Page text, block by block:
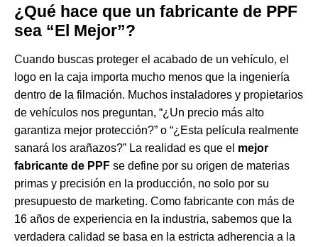
¿Qué hace que un fabricante de PPF
sea “El Mejor”?
Cuando buscas proteger el acabado de un vehículo, el
logo en la caja importa mucho menos que la ingeniería
dentro de la filmación. Muchos instaladores y propietarios
de vehículos nos preguntan, “¿Un precio más alto
garantiza mejor protección?” o “¿Esta película realmente
sanará los arañazos?” La realidad es que el mejor
fabricante de PPF se define por su origen de materias
primas y precisión en la producción, no solo por su
presupuesto de marketing. Como fabricante con más de
16 años de experiencia en la industria, sabemos que la
verdadera calidad se basa en la estricta adherencia a la